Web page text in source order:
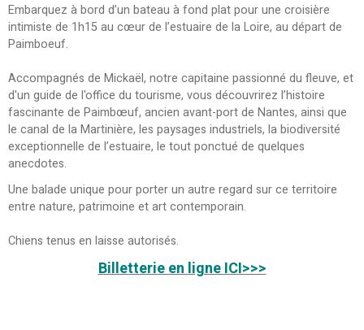
Embarquez à bord d’un bateau à fond plat pour une croisière
intimiste de 1h15 au cœur de l’estuaire de la Loire, au départ de
Paimboeuf.
Accompagnés de Mickaël, notre capitaine passionné du fleuve, et
d'un guide de l'office du tourisme, vous découvrirez l’histoire
fascinante de Paimbœuf, ancien avant-port de Nantes, ainsi que
le canal de la Martinière, les paysages industriels, la biodiversité
exceptionnelle de l’estuaire, le tout ponctué de quelques
anecdotes.
Une balade unique pour porter un autre regard sur ce territoire
entre nature, patrimoine et art contemporain.
Chiens tenus en laisse autorisés.
Billetterie en ligne ICI>>>